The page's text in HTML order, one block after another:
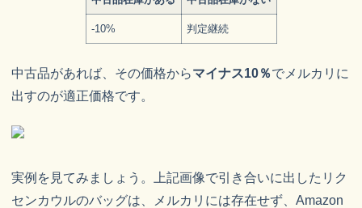
-10% 判定継続
中古品があれば、その価格からマイナス10％でメルカリに
出すのが適正価格です。
実例を見てみましょう。上記画像で引き合いに出したリク
センカウルのバッグは、メルカリには存在せず、Amazon